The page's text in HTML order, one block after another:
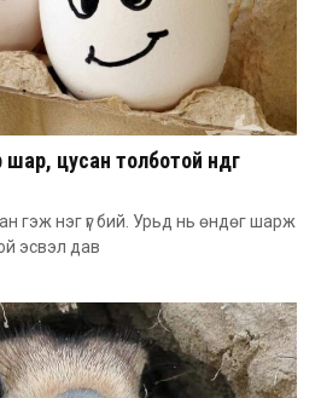
цусан толботой өндөг
гэж нэг үг бий. Урьд нь өндөг шарж
эсвэл дав